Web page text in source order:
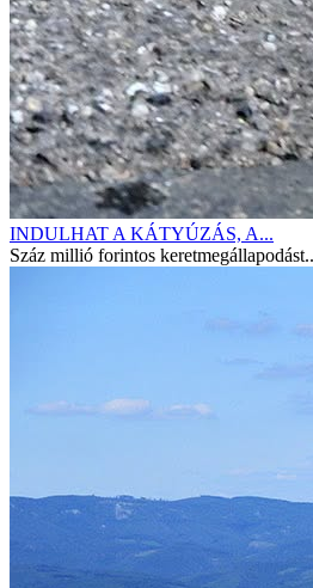
INDULHAT A KÁTYÚZÁS, A...
Száz millió forintos